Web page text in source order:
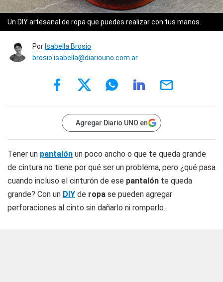
Un DIY artesanal de ropa que puedes realizar con tus manos.
Por Isabella Brosio
brosio.isabella@diariouno.com.ar
Agregar Diario UNO en
Tener un pantalón un poco ancho o que te queda grande
de cintura no tiene por qué ser un problema, pero ¿qué pasa
cuando incluso el cinturón de ese pantalón te queda
grande? Con un DIY de ropa se pueden agregar
perforaciones al cinto sin dañarlo ni romperlo.